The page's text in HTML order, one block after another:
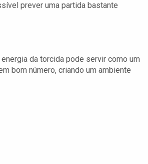
prever uma partida bastante
da torcida pode servir como um
bom número, criando um ambiente